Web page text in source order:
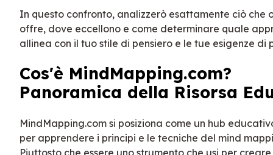
In questo confronto, analizzerò esattamente ciò che
offre, dove eccellono e come determinare quale
allinea con il tuo stile di pensiero e le tue esigenze di
Cos'è MindMapping.com?
Panoramica della Risorsa
MindMapping.com si posiziona come un hub
per apprendere i principi e le tecniche del mind
Piuttosto che essere uno strumento che usi per